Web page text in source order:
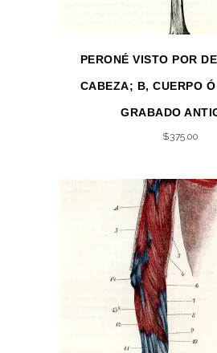
PERONÉ VISTO POR
CABEZA; B, CUERPO
GRABADO
$375.00